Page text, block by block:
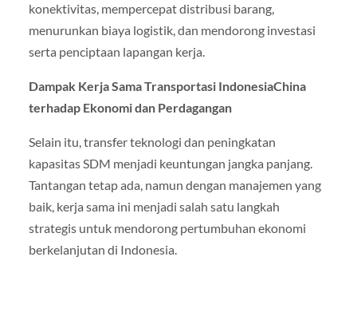
konektivitas, mempercepat distribusi barang,
menurunkan biaya logistik, dan mendorong investasi
serta penciptaan lapangan kerja.
Dampak Kerja Sama Transportasi IndonesiaChina
terhadap Ekonomi dan Perdagangan
Selain itu, transfer teknologi dan peningkatan
kapasitas SDM menjadi keuntungan jangka panjang.
Tantangan tetap ada, namun dengan manajemen yang
baik, kerja sama ini menjadi salah satu langkah
strategis untuk mendorong pertumbuhan ekonomi
berkelanjutan di Indonesia.